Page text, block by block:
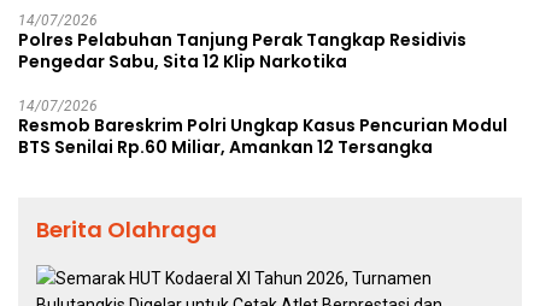
14/07/2026
Polres Pelabuhan Tanjung Perak Tangkap Residivis
Pengedar Sabu, Sita 12 Klip Narkotika
14/07/2026
Resmob Bareskrim Polri Ungkap Kasus Pencurian Modul
BTS Senilai Rp.60 Miliar, Amankan 12 Tersangka
Berita Olahraga